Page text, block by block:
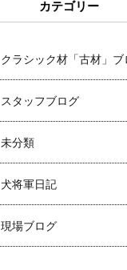
カテゴリー
クラシック材「古材」ブ
スタッフブログ
未分類
犬将軍日記
現場ブログ